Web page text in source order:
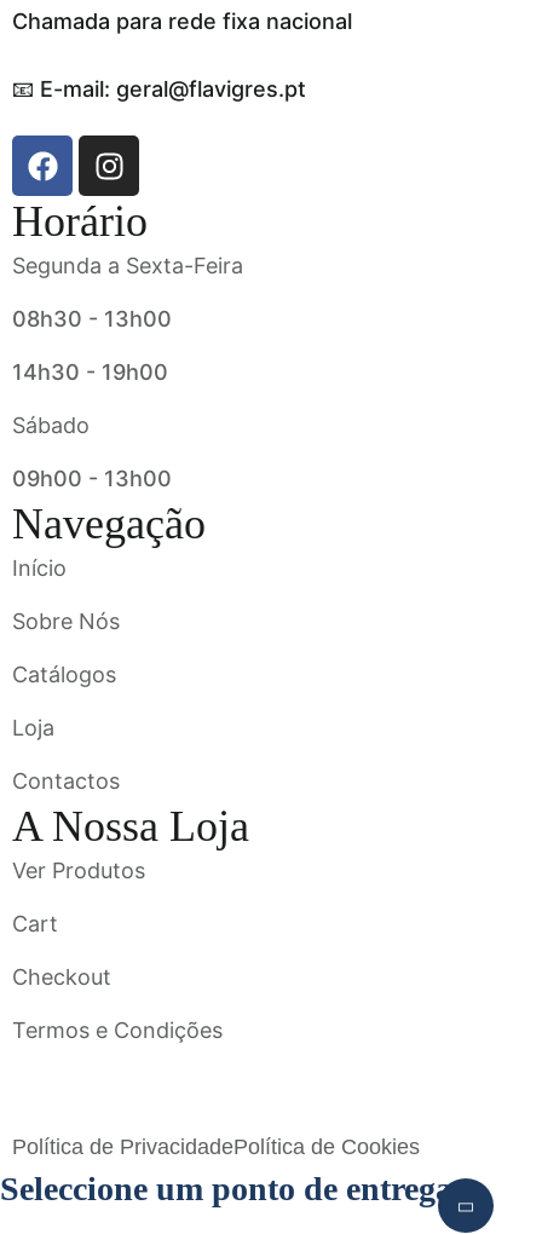
Chamada para rede fixa nacional
📧 E-mail: geral@flavigres.pt
Horário
Segunda a Sexta-Feira
08h30 - 13h00
14h30 - 19h00
Sábado
09h00 - 13h00
Navegação
Início
Sobre Nós
Catálogos
Loja
Contactos
A Nossa Loja
Ver Produtos
Cart
Checkout
Termos e Condições
Política de PrivacidadePolítica de Cookies
Seleccione um ponto de entrega